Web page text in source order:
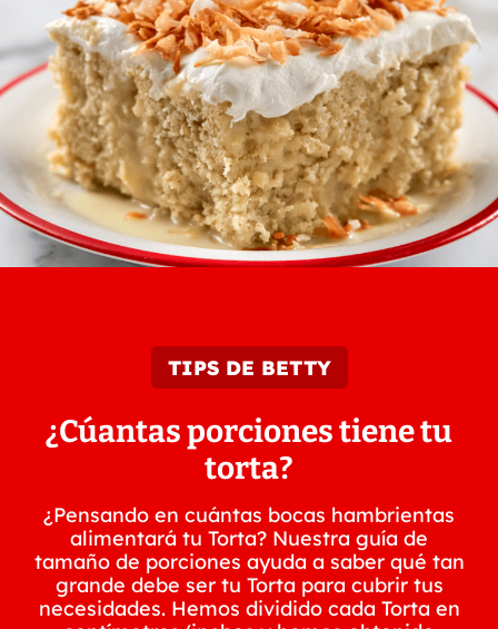
TIPS DE BETTY
¿Cúantas porciones tiene tu
torta?
¿Pensando en cuántas bocas hambrientas
alimentará tu Torta? Nuestra guía de
tamaño de porciones ayuda a saber qué tan
grande debe ser tu Torta para cubrir tus
necesidades. Hemos dividido cada Torta en